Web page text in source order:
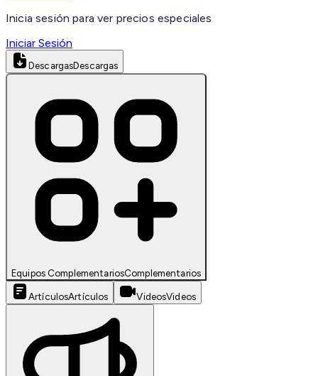
Inicia sesión para ver precios especiales
Iniciar Sesión
DescargasDescargas
Equipos ComplementariosComplementarios
ArtículosArtículos VideosVideos